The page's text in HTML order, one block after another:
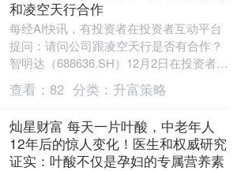
和凌空天行合作
每经AI快讯，有投资者在投资者互动平台
提问：请问公司跟凌空天行是否有合作？
智明达（688636.SH）12月2日在投资者互
动平台表示，公司目前没有和凌空天行
合....
查看： 82 分类： 升富策略
灿星财富 每天一片叶酸，中老年人
12年后的惊人变化！医生和权威研究
证实：叶酸不仅是孕妇的专属营养素